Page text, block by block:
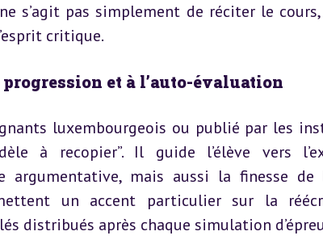
s’agit pas simplement de réciter le
critique.
et à l’auto-évaluation
luxembourgeois ou publié par les
à recopier”. Il guide l’élève vers
mais aussi la finesse de
un accent particulier sur la
distribués après chaque simulation